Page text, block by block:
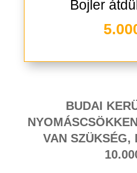
Bojler
BUDAI
VAN SZÜKSÉG,